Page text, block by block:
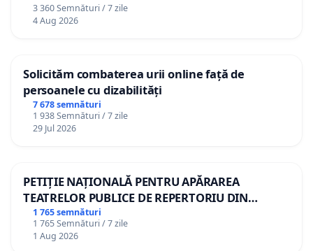
3 360 Semnături / 7 zile
4 Aug 2026
Solicităm combaterea urii online față de
persoanele cu dizabilități
7 678 semnături
1 938 Semnături / 7 zile
29 Jul 2026
PETIȚIE NAȚIONALĂ PENTRU APĂRAREA
TEATRELOR PUBLICE DE REPERTORIU DIN
ROMÂNIA
1 765 semnături
1 765 Semnături / 7 zile
1 Aug 2026